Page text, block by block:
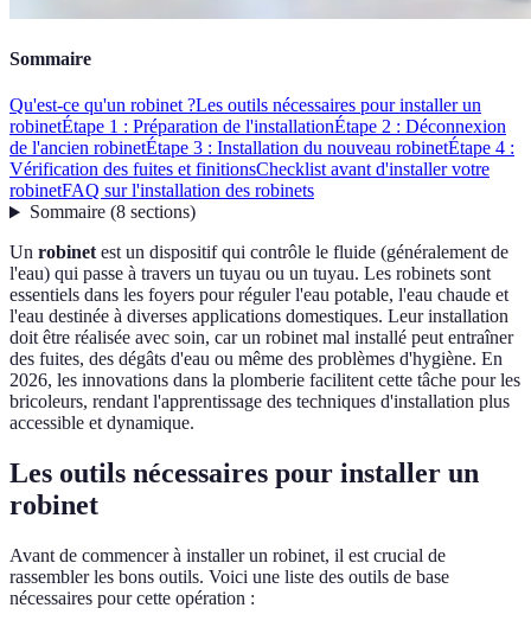
Sommaire
Qu'est-ce qu'un robinet ?Les outils nécessaires pour installer un
robinetÉtape 1 : Préparation de l'installationÉtape 2 : Déconnexion
de l'ancien robinetÉtape 3 : Installation du nouveau robinetÉtape 4 :
Vérification des fuites et finitionsChecklist avant d'installer votre
robinetFAQ sur l'installation des robinets
Sommaire(8 sections)
Un robinetest un dispositif qui contrôle le fluide (généralement de
l'eau) qui passe à travers un tuyau ou un tuyau. Les robinets sont
essentiels dans les foyers pour réguler l'eau potable, l'eau chaude et
l'eau destinée à diverses applications domestiques. Leur installation
doit être réalisée avec soin, car un robinet mal installé peut entraîner
des fuites, des dégâts d'eau ou même des problèmes d'hygiène. En
2026, les innovations dans la plomberie facilitent cette tâche pour les
bricoleurs, rendant l'apprentissage des techniques d'installation plus
accessible et dynamique.
Les outils nécessaires pour installer un
robinet
Avant de commencer à installer un robinet, il est crucial de
rassembler les bons outils. Voici une liste des outils de base
nécessaires pour cette opération :